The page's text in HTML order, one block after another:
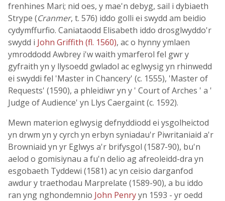
frenhines Mari; nid oes, y mae'n debyg, sail i dybiaeth
Strype (Cranmer, t. 576) iddo golli ei swydd am beidio
cydymffurfio. Caniataodd Elisabeth iddo drosglwyddo'r
swydd i John Griffith (fl. 1560), ac o hynny ymlaen
ymroddodd Awbrey i'w waith ymarferol fel gwr y
gyfraith yn y llysoedd gwladol ac eglwysig yn rhinwedd
ei swyddi fel 'Master in Chancery' (c. 1555), 'Master of
Requests' (1590), a phleidiwr yn y ' Court of Arches ' a '
Judge of Audience' yn Llys Caergaint (c. 1592).
Mewn materion eglwysig defnyddiodd ei ysgolheictod
yn drwm yn y cyrch yn erbyn syniadau'r Piwritaniaid a'r
Browniaid yn yr Eglwys a'r brifysgol (1587-90), bu'n
aelod o gomisiynau a fu'n delio ag afreoleidd-dra yn
esgobaeth Tyddewi (1581) ac yn ceisio darganfod
awdur y traethodau Marprelate (1589-90), a bu iddo
ran yng nghondemnio John Penryyn 1593 - yr oedd